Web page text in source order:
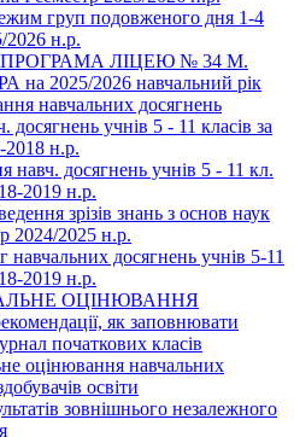
груп подовженого дня 1-4
2026 н.р.
ЛІЦЕЮ № 34 М.
2025/2026 навчальний рік
навчальних досягнень
досягнень учнів 5 - 11 класів за
2018 н.р.
навч. досягнень учнів 5 - 11 кл.
2019 н.р.
зрізів знань з основ наук
2024/2025 н.р.
навчальних досягнень учнів 5-11
2019 н.р.
ОЦІНЮВАННЯ
як заповнювати
початкових класів
оцінювання навчальних
освіти
зовнішнього незалежного